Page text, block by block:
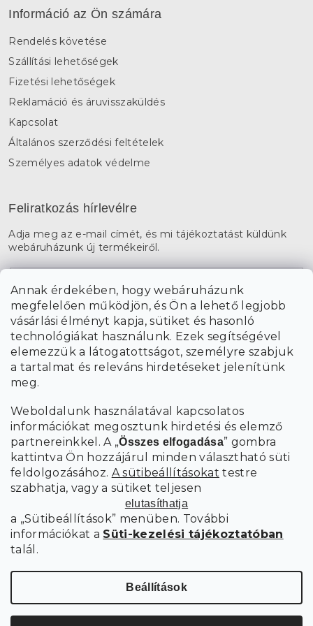
Annak érdekében, hogy webáruházunk
megfelelően működjön, és Ön a lehető legjobb
vásárlási élményt kapja, sütiket és hasonló
technológiákat használunk. Ezek segítségével
elemezzük a látogatottságot, személyre szabjuk
a tartalmat és releváns hirdetéseket jelenítünk
meg.
Weboldalunk használatával kapcsolatos
információkat megosztunk hirdetési és elemző
partnereinkkel. A „Összes elfogadása” gombra
kattintva Ön hozzájárul minden választható süti
feldolgozásához. A sütibeállításokat testre
szabhatja, vagy a sütiket teljesen
elutasíthatja
a „Sütibeállítások” menüben. További
információkat a Süti-kezelési tájékoztatóban
talál.
Beállítások
Információ az Ön számára
Rendelés követése
Szállítási lehetőségek
Fizetési lehetőségek
Reklamáció és áruvisszaküldés
Kapcsolat
Általános szerződési feltételek
Személyes adatok védelme
Feliratkozás hírlevélre
Adja meg az e-mail címét, és mi tájékoztatást küldünk
webáruházunk új termékeiről.
A hírlevelekre való feliratkozással egyetérteka személyes
adatok feldolgozásával.
FELIRATKOZÁS
Shoptet Premium készítette